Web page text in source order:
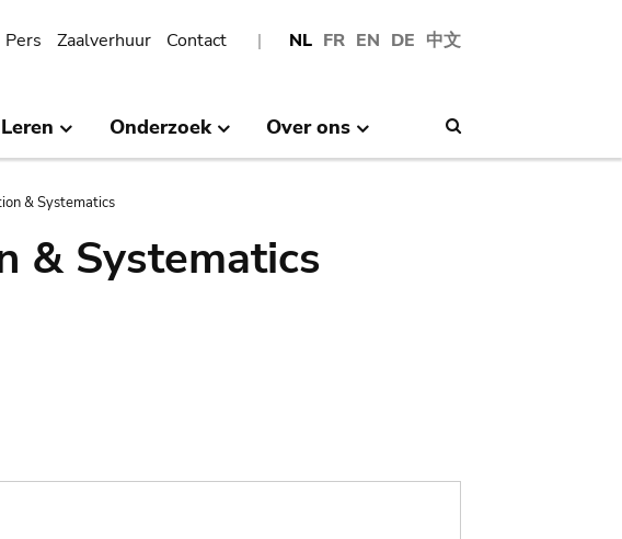
NL FR EN DE 中文
Pers Zaalverhuur Contact
Leren Onderzoek Over ons
& Systematics
& Systematics